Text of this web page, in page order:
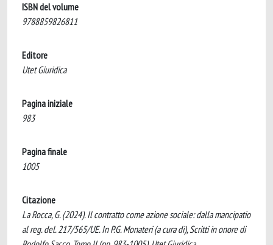
ISBN del volume
9788859826811
Editore
Utet Giuridica
Pagina iniziale
983
Pagina finale
1005
Citazione
La Rocca, G. (2024). Il contratto come azione sociale: dalla mancipatio
al reg. del. 217/565/UE. In P.G. Monateri (a cura di), Scritti in onore di